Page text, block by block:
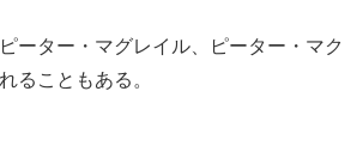
ーター・マグレイル、ピーター・マク
ることもある。